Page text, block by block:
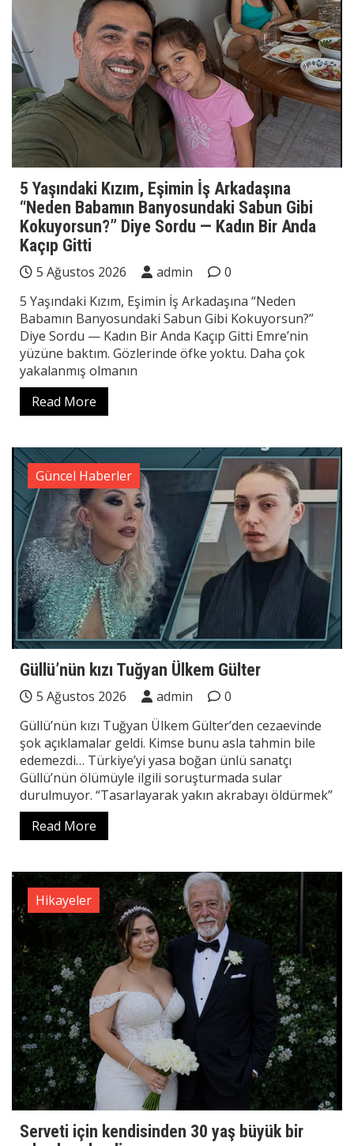
5 Yaşındaki Kızım, Eşimin İş Arkadaşına
“Neden Babamın Banyosundaki Sabun Gibi
Kokuyorsun?” Diye Sordu — Kadın Bir Anda
Kaçıp Gitti
5 Ağustos 2026 admin
0
5 Yaşındaki Kızım, Eşimin İş Arkadaşına “Neden
Babamın Banyosundaki Sabun Gibi Kokuyorsun?”
Diye Sordu — Kadın Bir Anda Kaçıp Gitti Emre’nin
yüzüne baktım. Gözlerinde öfke yoktu. Daha çok
yakalanmış olmanın
Read More
Güncel Haberler
Güllü’nün kızı Tuğyan Ülkem Gülter
5 Ağustos 2026 admin
0
Güllü’nün kızı Tuğyan Ülkem Gülter’den cezaevinde
şok açıklamalar geldi. Kimse bunu asla tahmin bile
edemezdi… Türkiye’yi yasa boğan ünlü sanatçı
Güllü’nün ölümüyle ilgili soruşturmada sular
durulmuyor. “Tasarlayarak yakın akrabayı öldürmek”
Read More
Hikayeler
Serveti için kendisinden 30 yaş büyük bir